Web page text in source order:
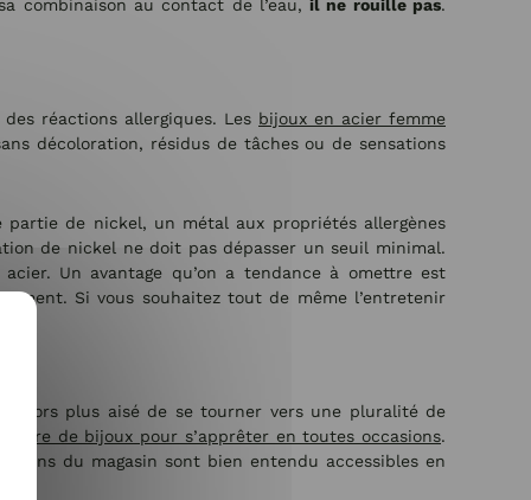
combinaison au contact de l’eau,il ne rouille pas.
réactions allergiques. Les bijoux en acier femme
décoloration, résidus de tâches ou de sensations
de nickel, un métal aux propriétés allergènes
de nickel ne doit pas dépasser un seuil minimal.
Un avantage qu’on a tendance à omettre est
Si vous souhaitez tout de même l’entretenir
alors plus aisé de se tourner vers une pluralité de
de bijoux pour s’apprêter en toutes occasions.
du magasin sont bien entendu accessibles en